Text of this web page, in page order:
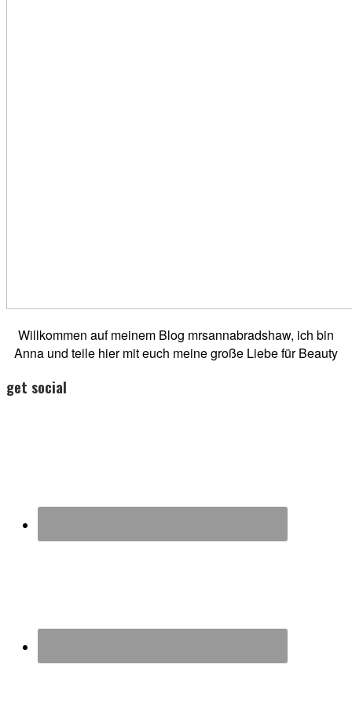
Willkommen auf meinem Blog mrsannabradshaw, ich bin
Anna und teile hier mit euch meine große Liebe für Beauty
get social